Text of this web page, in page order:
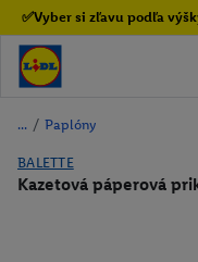
✅Vyber si zľavu podľa
/ Paplóny
BALETTE
Kazetová páperová